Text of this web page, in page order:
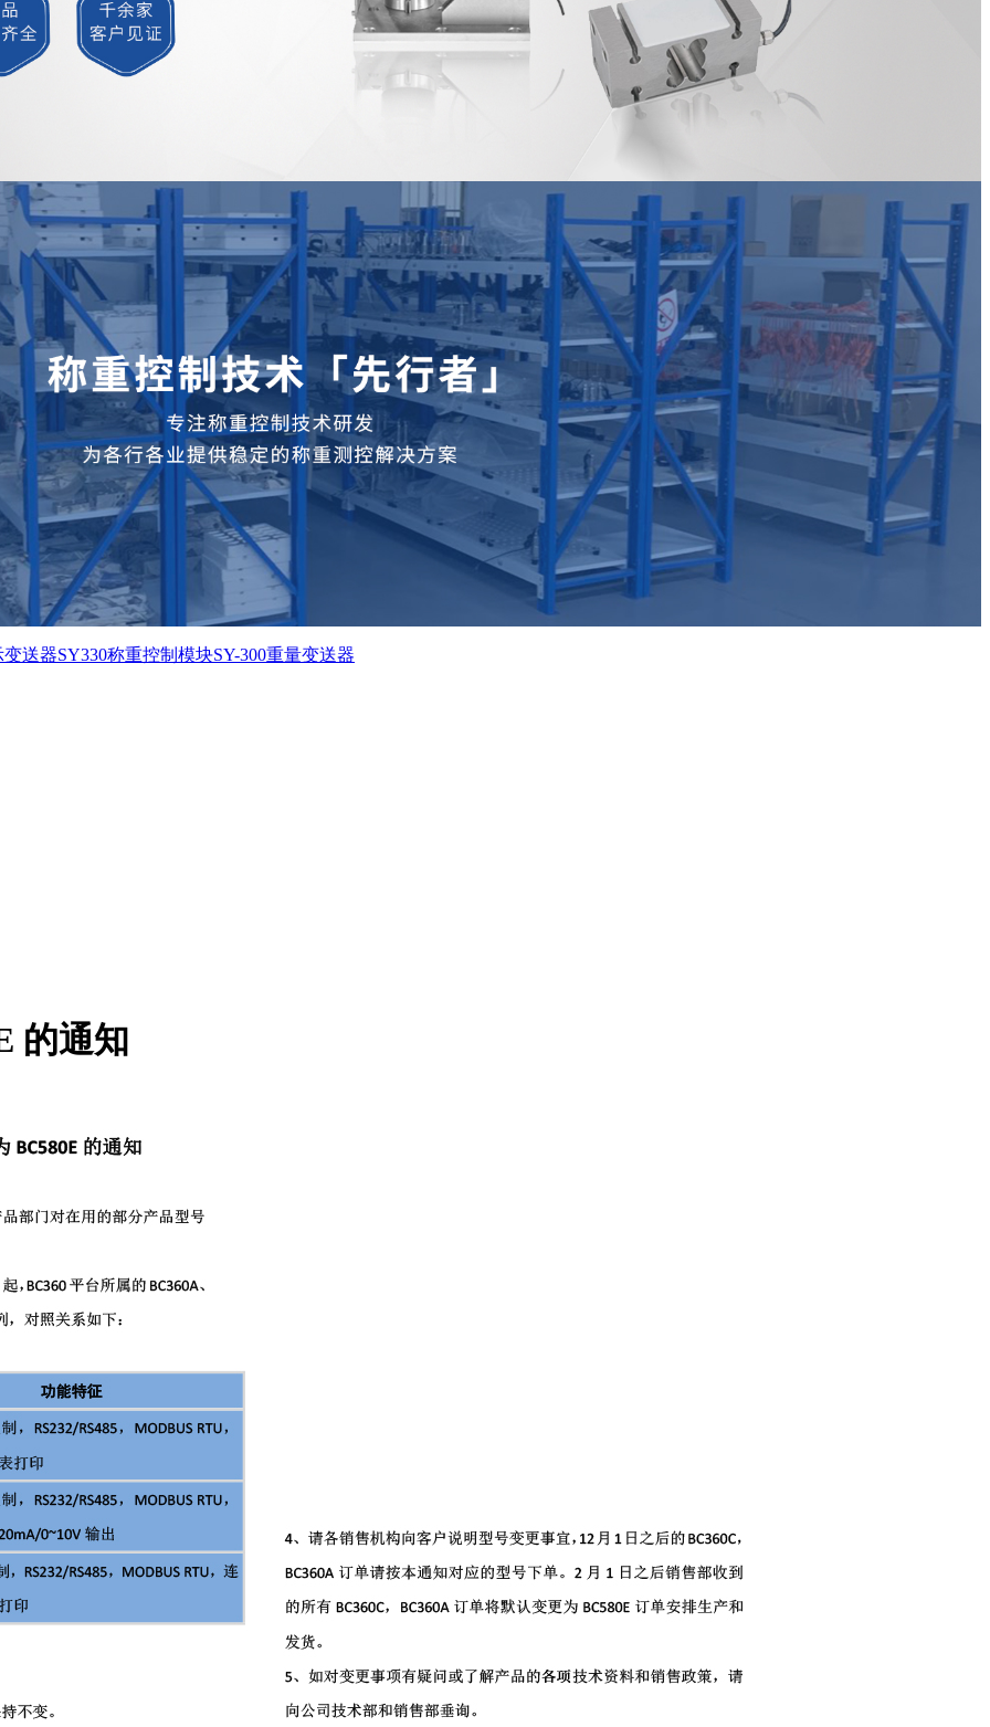
变送器SY330称重控制模块SY-300重量变送器
的通知